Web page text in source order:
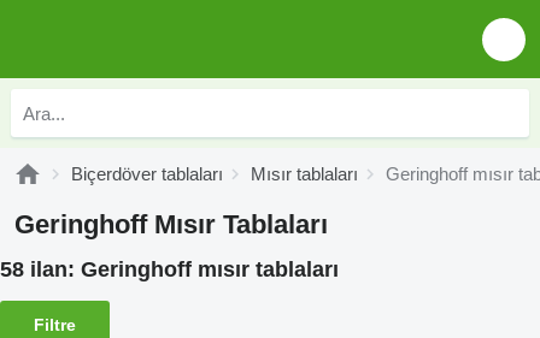
Biçerdöver tablaları Mısır tablaları Geringhoff mısır
Geringhoff Mısır Tablaları
58 ilan: Geringhoff mısır tablaları
Filtre